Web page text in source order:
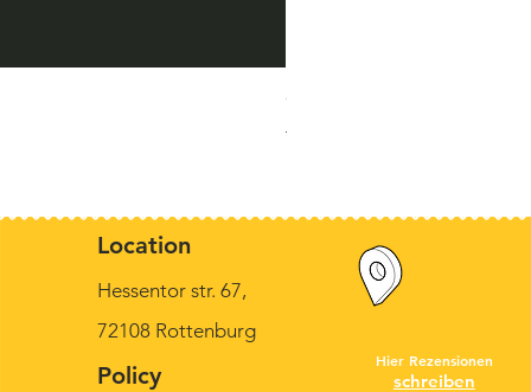
Original Munck, "Der kleine
Standardpreis
390,00 €
Location
Hessentor str. 67,
72108 Rottenburg
Policy
Hier Rezensionen
schreiben